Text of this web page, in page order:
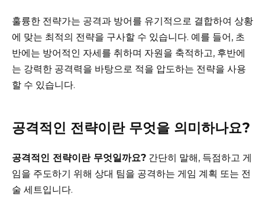
훌륭한 전략가는 공격과 방어를 유기적으로 결합하여 상황
에 맞는 최적의 전략을 구사할 수 있습니다. 예를 들어, 초
반에는 방어적인 자세를 취하며 자원을 축적하고, 후반에
는 강력한 공격력을 바탕으로 적을 압도하는 전략을 사용
할 수 있습니다.
공격적인 전략이란 무엇을 의미하나요?
공격적인 전략이란 무엇일까요? 간단히 말해, 득점하고 게
임을 주도하기 위해 상대 팀을 공격하는 게임 계획 또는 전
술 세트입니다.